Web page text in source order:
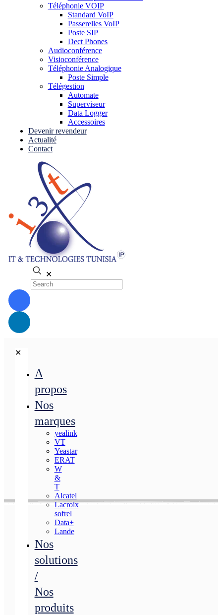
Téléphonie VOIP
Standard VoIP
Passerelles VoIP
Poste SIP
Dect Phones
Audioconférence
Visioconférence
Téléphonie Analogique
Poste Simple
Télégestion
Automate
Superviseur
Data Logger
Accessoires
Devenir revendeur
Actualité
Contact
✕
✕
A
propos
Nos
marques
yealink
VT
Yeastar
ERAT
W
&
T
Alcatel
Lacroix
sofrel
Data+
Lande
Nos
solutions
/
Nos
produits